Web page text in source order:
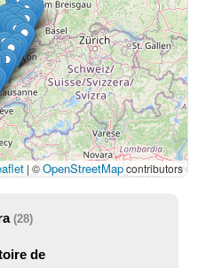
| ©OpenStreetMapcontributors
(28)